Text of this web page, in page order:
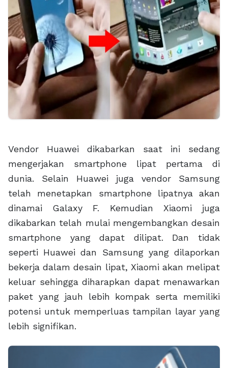
Vendor Huawei dikabarkan saat ini sedang
mengerjakan smartphone lipat pertama di
dunia. Selain Huawei juga vendor Samsung
telah menetapkan smartphone lipatnya akan
dinamai Galaxy F. Kemudian Xiaomi juga
dikabarkan telah mulai mengembangkan desain
smartphone yang dapat dilipat. Dan tidak
seperti Huawei dan Samsung yang dilaporkan
bekerja dalam desain lipat, Xiaomi akan melipat
keluar sehingga diharapkan dapat menawarkan
paket yang jauh lebih kompak serta memiliki
potensi untuk memperluas tampilan layar yang
lebih signifikan.